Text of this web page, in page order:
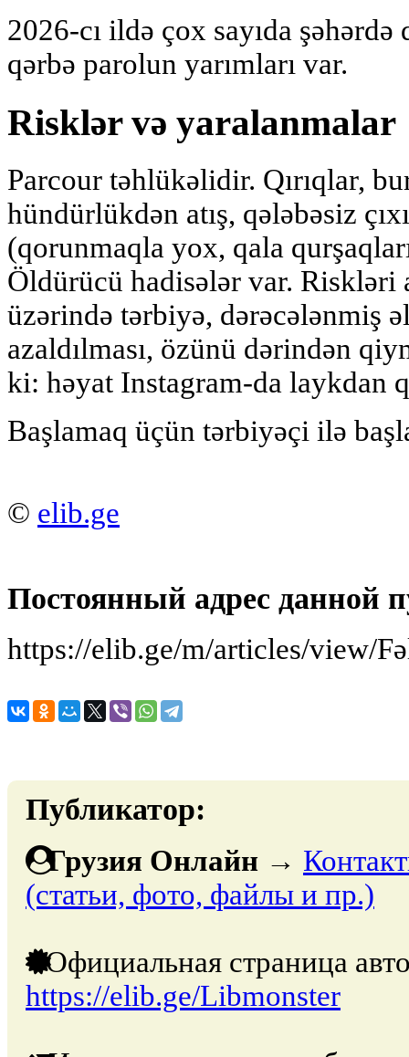
2026-cı ildə çox sayıda
qərbə parolun yarımları var.
Risklər və yaralanmalar
Parcour təhlükəlidir. Qırıqlar,
hündürlükdən atış, qələbəsiz
(qorunmaqla yox, qala
Öldürücü hadisələr var. Riskləri
üzərində tərbiyə, dərəcələnmiş
azaldılması, özünü dərindən
ki: həyat Instagram-da laykdan
Başlamaq üçün tərbiyəçi ilə
© elib.ge
Постоянный адрес данной
https://elib.ge/m/articles/view/
Публикатор:
Грузия Онлайн →
(статьи, фото, файлы и пр.)
Официальная страница
https://elib.ge/Libmonster